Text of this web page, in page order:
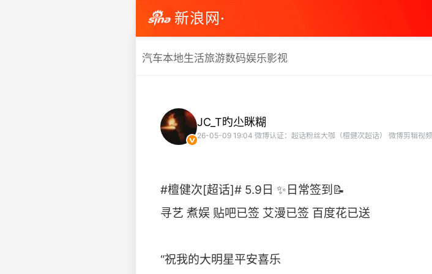
新浪网·
汽车本地生活旅游数码娱乐影视
JC_T旳尐眯糊
26-05-09 19:04 微博认证：超话粉丝大咖（檀健次超话） 微博剪辑视
#檀健次[超话]# 5.9日 ✨日常签到📝
寻艺 煮娱 贴吧已签 艾漫已签 百度花已送
“祝我的大明星平安喜乐